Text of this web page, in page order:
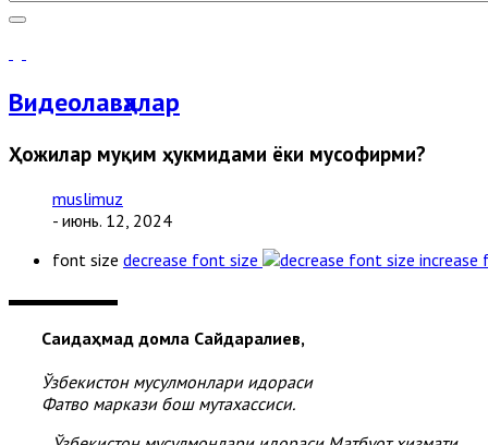
Видеолавҳалар
Ҳожилар муқим ҳукмидами ёки мусофирми?
muslimuz
- июнь. 12, 2024
font size decrease font size increase
Саидаҳмад домла Сайдаралиев,
Ўзбекистон мусулмонлари идораси
Фатво маркази бош мутахассиси.